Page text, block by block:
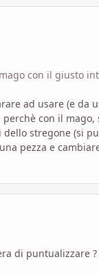
con il giusto
ad usare (e da
con il
stregone (si
pezza e
di puntualizzare ?